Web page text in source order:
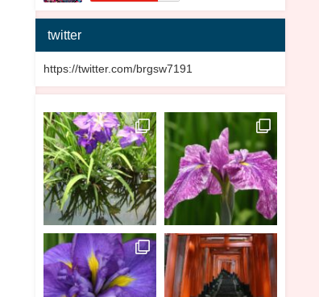
twitter
https://twitter.com/brgsw7191